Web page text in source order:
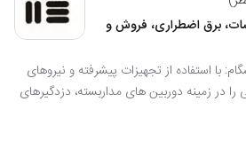
برق اضطراری، فروش و
با استفاده از تجهیزات پیشرفته و نیروهای
زمینه دوربین های مداربسته، دزدگیرهای